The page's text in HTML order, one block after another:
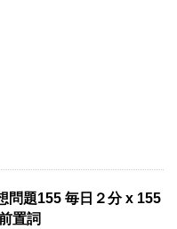
問題155 毎日２分 x 155
置詞